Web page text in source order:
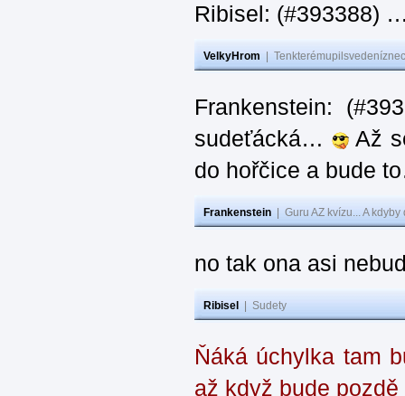
Ribisel: (#393388)
VelkyHrom
Frankenstein:
sudeťácká…
Až
do hořčice a bude
Frankenstein Guru AZ kvízu... A
no tak ona asi
Ribisel Sudety
Ňáká úchylka tam
až když bude pozdě